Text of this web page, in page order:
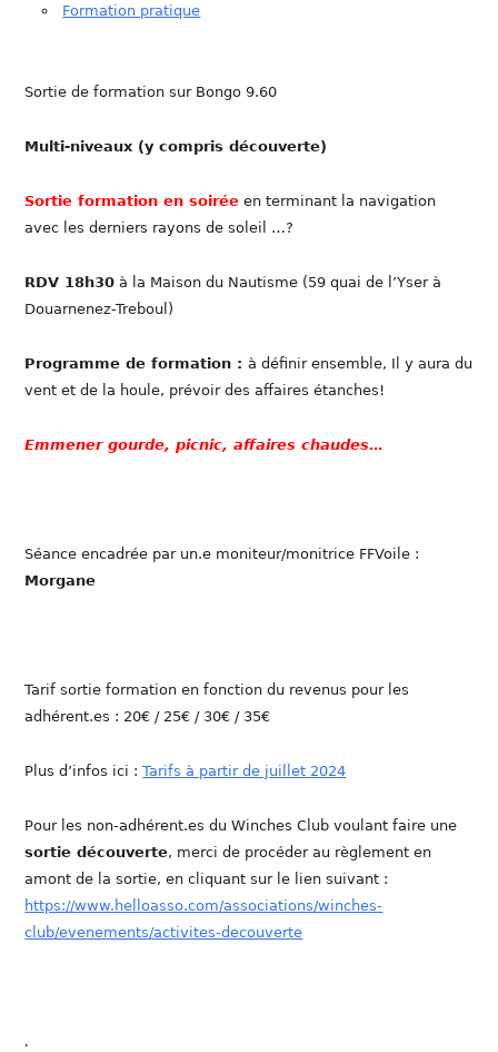
Formation pratique
Sortie de formation sur Bongo 9.60
Multi-niveaux (y compris découverte)
Sortie formation en soirée en terminant la navigation
avec les derniers rayons de soleil …?
RDV 18h30 à la Maison du Nautisme (59 quai de l’Yser à
Douarnenez-Treboul)
Programme de formation :à définir ensemble, Il y aura du
vent et de la houle, prévoir des affaires étanches!
Emmener gourde, picnic, affaires chaudes…
Séance encadrée par un.e moniteur/monitrice FFVoile :
Morgane
Tarif sortie formation en fonction du revenus pour les
adhérent.es : 20€ / 25€ / 30€ / 35€
Plus d’infos ici :Tarifs à partir de juillet 2024
Pour les non-adhérent.es du Winches Club voulant faire une
sortie découverte, merci de procéder au règlement en
amont de la sortie, en cliquant sur le lien suivant :
https://www.helloasso.com/associations/winches-
club/evenements/activites-decouverte
.